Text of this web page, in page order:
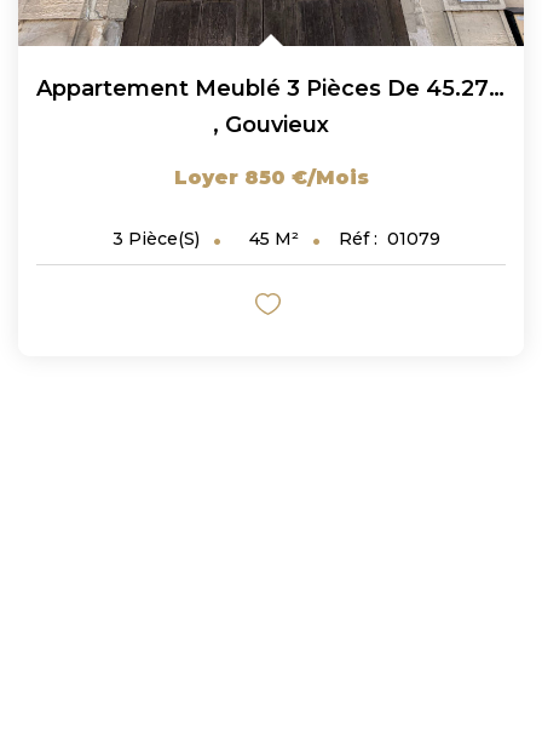
Appartement Meublé 3 Pièces De 45.27m2 À Gouvieux !
, Gouvieux
Loyer 850 €/mois
3 Pièce(s) 45 M² Réf : 01079